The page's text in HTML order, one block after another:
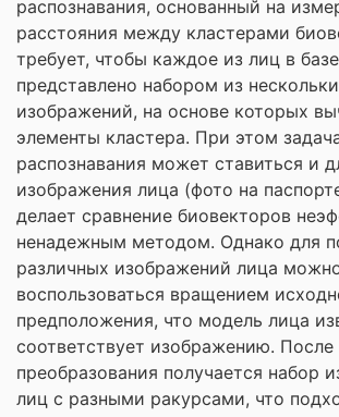
распознавания, основанный на
расстояния между кластерами
требует, чтобы каждое из лиц в
представлено набором из
изображений, на основе которых
элементы кластера. При этом
распознавания может ставиться и
изображения лица (фото на
делает сравнение биовекторов
ненадежным методом. Однако для
различных изображений лица
воспользоваться вращением
предположения, что модель лица
соответствует изображению. После
преобразования получается набор
лиц с разными ракурсами, что